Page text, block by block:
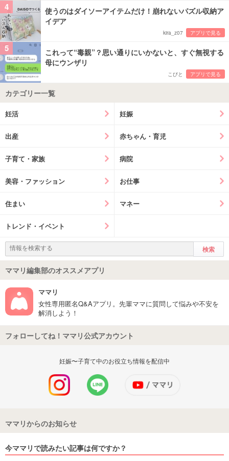
4
使うのはダイソーアイテムだけ！崩れないパズル収納ア
イデア
kira_z07 アプリで見る
5
これって“毒親”？思い通りにいかないと、すぐ無視する
母にウンザリ
こびと アプリで見る
カテゴリー一覧
妊活 妊娠
出産 赤ちゃん・育児
子育て・家族 病院
美容・ファッション お仕事
住まい マネー
トレンド・イベント
ママリ編集部のオススメアプリ
ママリ
女性専用匿名Q&Aアプリ。先輩ママに質問して悩みや不安を
解消しよう！
フォローしてね！ママリ公式アカウント
妊娠〜子育て中のお役立ち情報を配信中
ママリからのお知らせ
今ママリで読みたい記事は何ですか？